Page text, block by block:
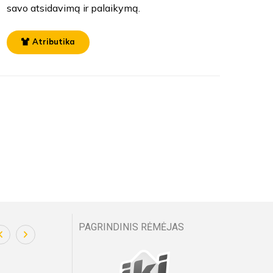
savo atsidavimą ir palaikymą.
Atributika
PAGRINDINIS RĖMĖJAS